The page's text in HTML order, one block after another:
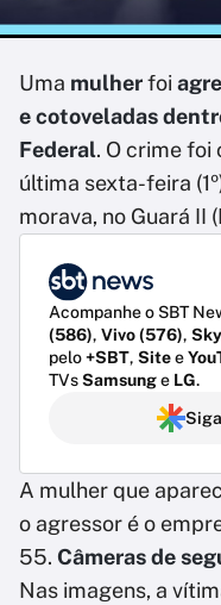
Uma mulherfoi
e cotoveladas
Federal. O crime
última sexta-feira
morava, no Guará II
Acompanhe o SBT
(586), Vivo (576),
pelo+SBT, Sitee
TVsSamsunge LG.
A mulher que
o agressor é o
55. Câmeras de
Nas imagens, a